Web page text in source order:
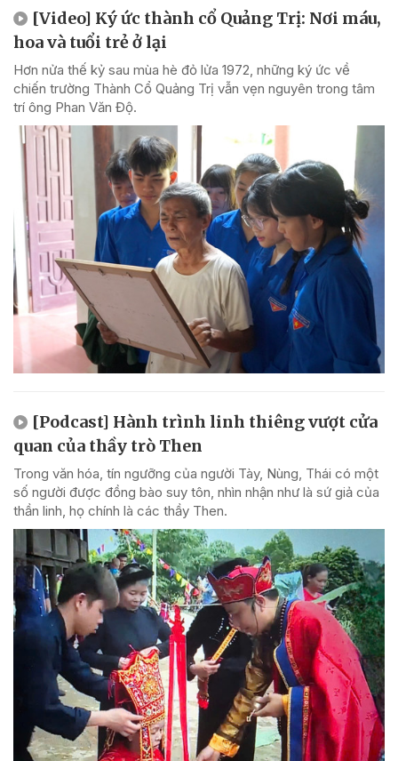
[Video] Ký ức thành cổ Quảng Trị: Nơi máu,
hoa và tuổi trẻ ở lại
Hơn nửa thế kỷ sau mùa hè đỏ lửa 1972, những ký ức về
chiến trường Thành Cổ Quảng Trị vẫn vẹn nguyên trong tâm
trí ông Phan Văn Độ.
[Podcast] Hành trình linh thiêng vượt cửa
quan của thầy trò Then
Trong văn hóa, tín ngưỡng của người Tày, Nùng, Thái có một
số người được đồng bào suy tôn, nhìn nhận như là sứ giả của
thần linh, họ chính là các thầy Then.